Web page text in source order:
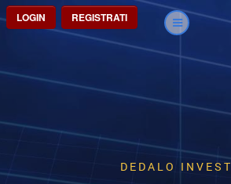
LOGIN REGISTRATI
DEDALO INVEST